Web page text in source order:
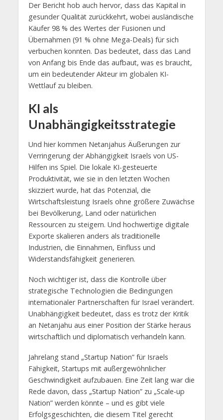
Der Bericht hob auch hervor, dass das Kapital in
gesunder Qualität zurückkehrt, wobei ausländische
Käufer 98 % des Wertes der Fusionen und
Übernahmen (91 % ohne Mega-Deals) für sich
verbuchen konnten. Das bedeutet, dass das Land
von Anfang bis Ende das aufbaut, was es braucht,
um ein bedeutender Akteur im globalen KI-
Wettlauf zu bleiben.
KI als
Unabhängigkeitsstrategie
Und hier kommen Netanjahus Äußerungen zur
Verringerung der Abhängigkeit Israels von US-
Hilfen ins Spiel. Die lokale KI-gesteuerte
Produktivität, wie sie in den letzten Wochen
skizziert wurde, hat das Potenzial, die
Wirtschaftsleistung Israels ohne größere Zuwächse
bei Bevölkerung, Land oder natürlichen
Ressourcen zu steigern. Und hochwertige digitale
Exporte skalieren anders als traditionelle
Industrien, die Einnahmen, Einfluss und
Widerstandsfähigkeit generieren.
Noch wichtiger ist, dass die Kontrolle über
strategische Technologien die Bedingungen
internationaler Partnerschaften für Israel verändert.
Unabhängigkeit bedeutet, dass es trotz der Kritik
an Netanjahu aus einer Position der Stärke heraus
wirtschaftlich und diplomatisch verhandeln kann.
Jahrelang stand „Startup Nation” für Israels
Fähigkeit, Startups mit außergewöhnlicher
Geschwindigkeit aufzubauen. Eine Zeit lang war die
Rede davon, dass „Startup Nation” zu „Scale-up
Nation” werden könnte – und es gibt viele
Erfolgsgeschichten, die diesem Titel gerecht